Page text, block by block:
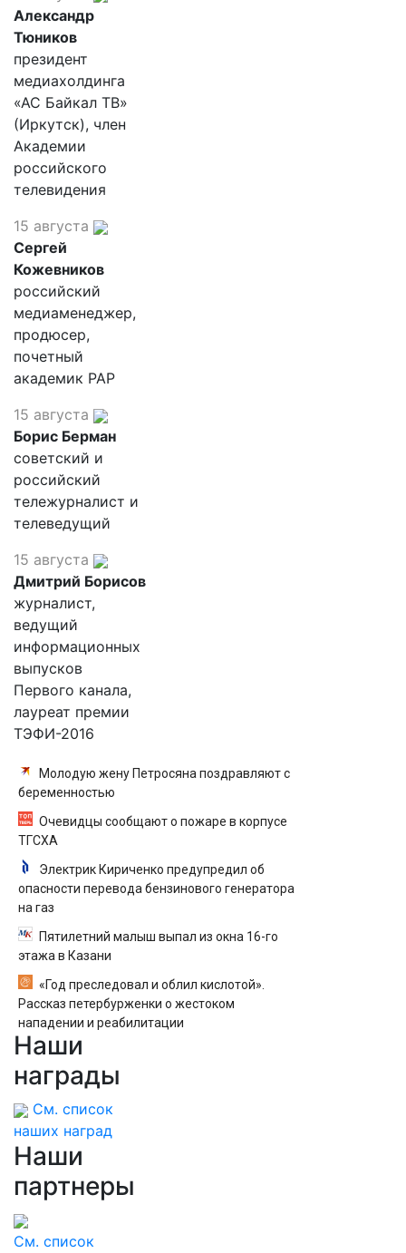
Александр
Тюников
президент
медиахолдинга
«АС Байкал ТВ»
(Иркутск), член
Академии
российского
телевидения
15 августа
Сергей
Кожевников
российский
медиаменеджер,
продюсер,
почетный
академик РАР
15 августа
Борис Берман
советский и
российский
тележурналист и
телеведущий
15 августа
Дмитрий Борисов
журналист,
ведущий
информационных
выпусков
Первого канала,
лауреат премии
ТЭФИ-2016
Молодую жену Петросяна поздравляют с
беременностью
Очевидцы сообщают о пожаре в корпусе
ТГСХА
Электрик Кириченко предупредил об
опасности перевода бензинового генератора
на газ
Пятилетний малыш выпал из окна 16-го
этажа в Казани
«Год преследовал и облил кислотой».
Рассказ петербурженки о жестоком
нападении и реабилитации
Наши
награды
См. список
наших наград
Наши
партнеры
См. список